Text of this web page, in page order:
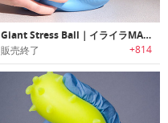
Giant Stress Ball｜イライラMAXも解消できるジャイアントサイズストレスボール
販売終了 +814